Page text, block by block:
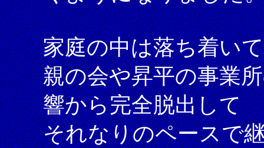
家庭の中は落ち着い
親の会や昇平の事業
響から完全脱出して
それなりのペースで